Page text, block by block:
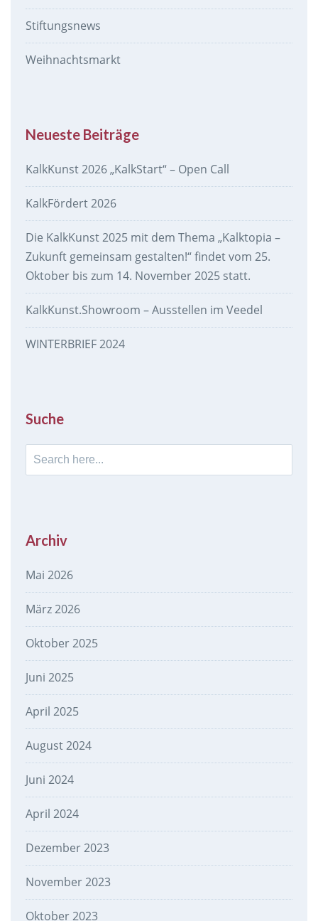
Stiftungsnews
Weihnachtsmarkt
Neueste Beiträge
KalkKunst 2026 „KalkStart“ – Open Call
KalkFördert 2026
Die KalkKunst 2025 mit dem Thema „Kalktopia –
Zukunft gemeinsam gestalten!“ findet vom 25.
Oktober bis zum 14. November 2025 statt.
KalkKunst.Showroom – Ausstellen im Veedel
WINTERBRIEF 2024
Suche
Search
for:
Archiv
Mai 2026
März 2026
Oktober 2025
Juni 2025
April 2025
August 2024
Juni 2024
April 2024
Dezember 2023
November 2023
Oktober 2023